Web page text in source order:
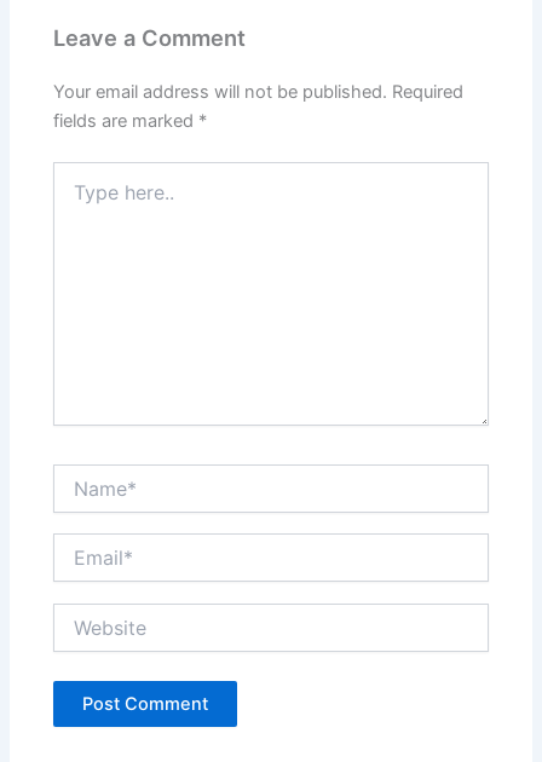
o
k
o
Leave a Comment
Your email address will not be published. Required
fields are marked *
here..